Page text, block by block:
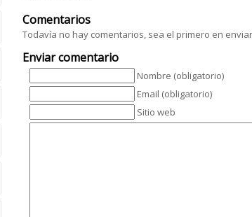
Comentarios
Todavía no hay comentarios, sea el primero en
Enviar comentario
Nombre (obligatorio)
Email (obligatorio)
Sitio web